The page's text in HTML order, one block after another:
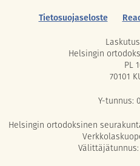
Tietosuojaseloste
Helsingin
PL
70101
Y-tunnus:
Helsingin ortodoksinen
Välittäjätunnus: